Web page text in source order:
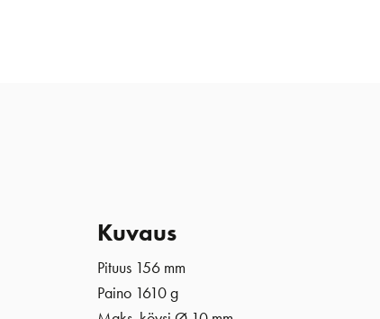
Kuvaus
Pituus 156 mm
Paino 1610 g